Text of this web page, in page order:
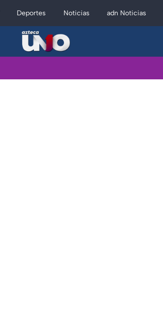
Deportes Noticias adn Noticias